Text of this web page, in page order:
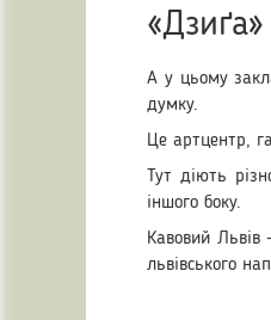
«Дзиґа»
А у цьому
думку.
Це артцентр,
Тут діють
іншого боку.
Кавовий Львів
львівського